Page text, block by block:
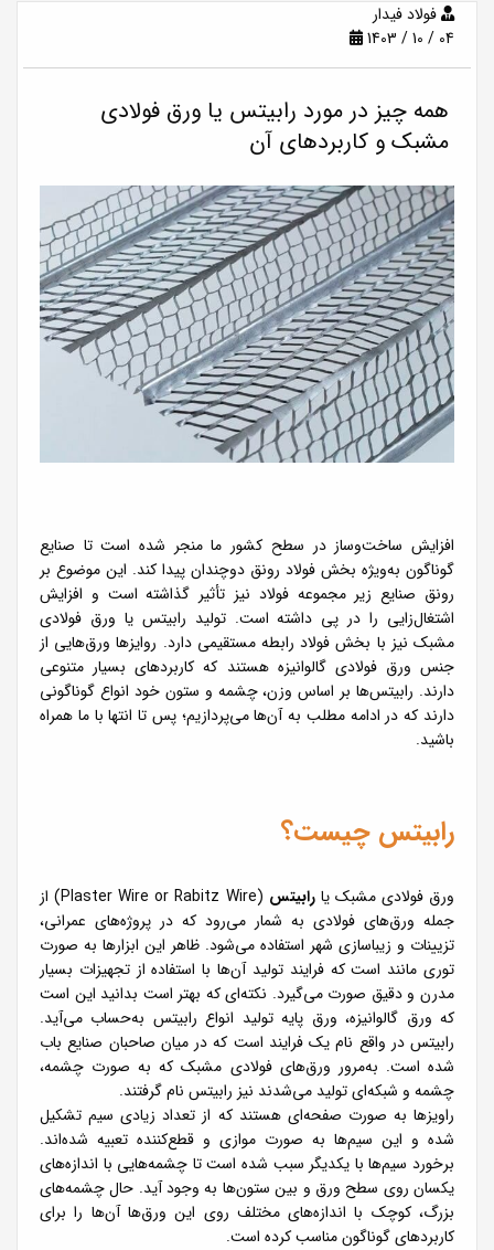
فولاد فيدار
1403 / 10 / 04
همه چیز در مورد رابیتس یا ورق فولادی
مشبک و کاربردهای آن
افزایش ساخت‌وساز در سطح کشور ما منجر شده است تا صنایع
گوناگون به‌ویژه بخش فولاد رونق دوچندان پیدا کند. این موضوع بر
رونق صنایع زیر مجموعه فولاد نیز تأثیر گذاشته است و افزایش
اشتغال‌زایی را در پی داشته است. تولید رابیتس یا ورق فولادی
مشبک نیز با بخش فولاد رابطه مستقیمی دارد. روایزها ورق‌هایی از
جنس ورق فولادی گالوانیزه هستند که کاربردهای بسیار متنوعی
دارند. رابیتس‌ها بر اساس وزن، چشمه و ستون خود انواع گوناگونی
دارند که در ادامه مطلب به آن‌ها می‌پردازیم؛ پس تا انتها با ما همراه
باشید.
رابیتس چیست؟
ورق فولادی مشبک یارابیتس
(Plaster Wire or Rabitz Wire) از
جمله ورق‌های فولادی به شمار می‌رود که در پروژه‌های عمرانی،
تزیینات و زیباسازی شهر استفاده می‌شود. ظاهر این ابزارها به صورت
توری مانند است که فرایند تولید آن‌ها با استفاده از تجهیزات بسیار
مدرن و دقیق صورت می‌گیرد. نکته‌ای که بهتر است بدانید این است
که ورق گالوانیزه، ورق پایه تولید انواع رابیتس به‌حساب می‌آید.
رابیتس در واقع نام یک فرایند است که در میان صاحبان صنایع باب
شده است. به‌مرور ورق‌های فولادی مشبک که به صورت چشمه،
چشمه و شبکه‌ای تولید می‌شدند نیز رابیتس نام گرفتند.
راویزها به صورت صفحه‌ای هستند که از تعداد زیادی سیم تشکیل
شده و این سیم‌ها به صورت موازی و قطع‌کننده تعبیه شده‌اند.
برخورد سیم‌ها با یکدیگر سبب شده است تا چشمه‌هایی با اندازه‌های
یکسان روی سطح ورق و بین ستون‌ها به وجود آید. حال چشمه‌های
بزرگ، کوچک با اندازه‌های مختلف روی این ورق‌ها آن‌ها را برای
کاربردهای گوناگون مناسب کرده است.